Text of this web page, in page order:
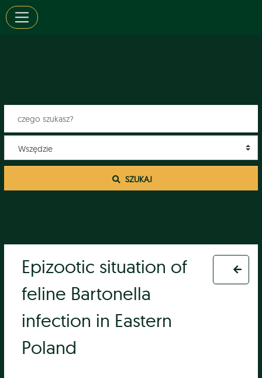
SZUKAJ
Epizootic situation of
feline Bartonella
infection in Eastern
Poland